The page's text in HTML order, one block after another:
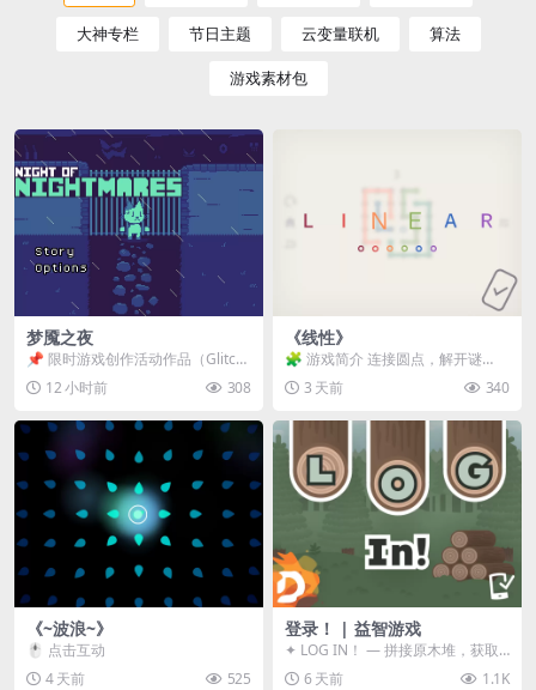
大神专栏 节日主题 云变量联机 算法
游戏素材包
梦魇之夜
📌 限时游戏创作活动作品（Glitch
Game Jam） 📖 故事背景 怪物四...
12 小时前 308
《线性》
🧩 游戏简介 连接圆点，解开谜
题。 ⚠️ 重要提示 所有关卡均可通
关，请确保使用...
3 天前 340
《~波浪~》
🖱️ 点击互动
4 天前
525
登录！ | 益智游戏
✦ LOG IN！ — 拼接原木堆，获取
分数！ ᑕ☲◎ ᑕ☲◎ ᑕ☲◎ ᑕ☲◎ ...
6 天前 1.1K